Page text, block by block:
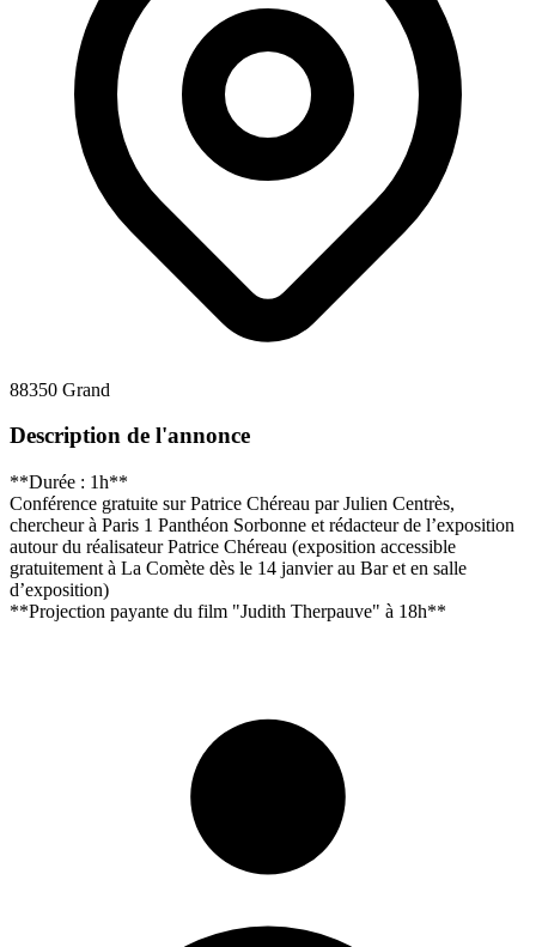
88350 Grand
Description de l'annonce
**Durée : 1h**
Conférence gratuite sur Patrice Chéreau par Julien Centrès,
chercheur à Paris 1 Panthéon Sorbonne et rédacteur de l’exposition
autour du réalisateur Patrice Chéreau (exposition accessible
gratuitement à La Comète dès le 14 janvier au Bar et en salle
d’exposition)
**Projection payante du film "Judith Therpauve" à 18h**